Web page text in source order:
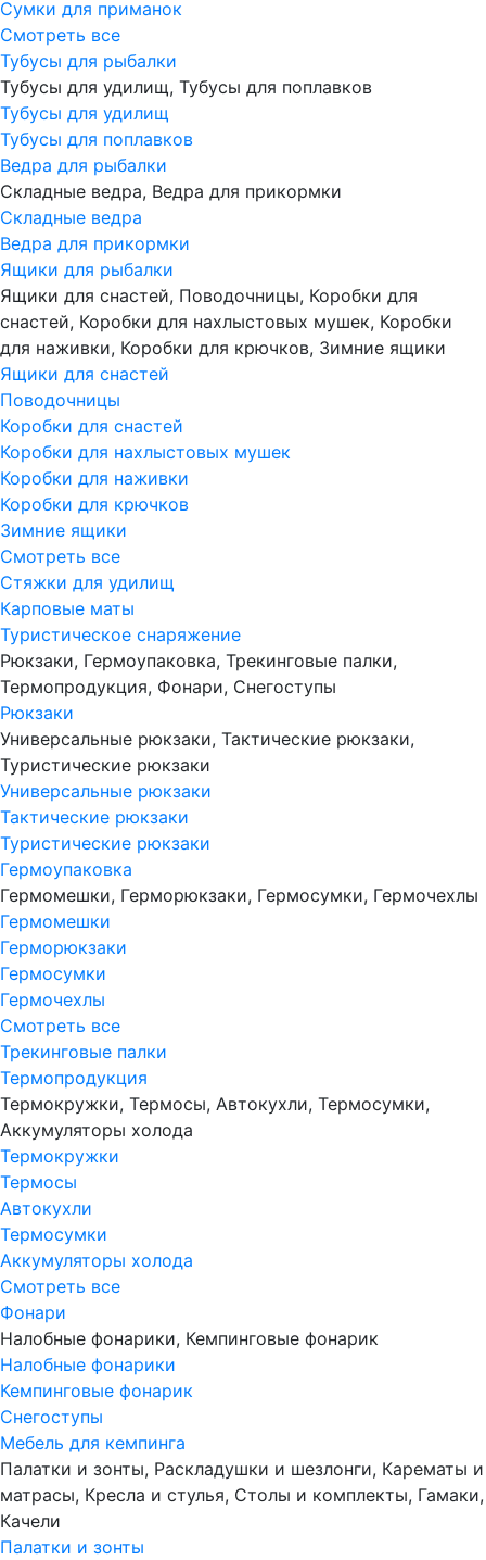
Сумки для приманок
Смотреть все
Тубусы для рыбалки
Тубусы для удилищ, Тубусы для поплавков
Тубусы для удилищ
Тубусы для поплавков
Ведра для рыбалки
Складные ведра, Ведра для прикормки
Складные ведра
Ведра для прикормки
Ящики для рыбалки
Ящики для снастей, Поводочницы, Коробки для
снастей, Коробки для нахлыстовых мушек, Коробки
для наживки, Коробки для крючков, Зимние ящики
Ящики для снастей
Поводочницы
Коробки для снастей
Коробки для нахлыстовых мушек
Коробки для наживки
Коробки для крючков
Зимние ящики
Смотреть все
Стяжки для удилищ
Карповые маты
Туристическое снаряжение
Рюкзаки, Гермоупаковка, Трекинговые палки,
Термопродукция, Фонари, Снегоступы
Рюкзаки
Универсальные рюкзаки, Тактические рюкзаки,
Туристические рюкзаки
Универсальные рюкзаки
Тактические рюкзаки
Туристические рюкзаки
Гермоупаковка
Гермомешки, Герморюкзаки, Гермосумки, Гермочехлы
Гермомешки
Герморюкзаки
Гермосумки
Гермочехлы
Смотреть все
Трекинговые палки
Термопродукция
Термокружки, Термосы, Автокухли, Термосумки,
Аккумуляторы холода
Термокружки
Термосы
Автокухли
Термосумки
Аккумуляторы холода
Смотреть все
Фонари
Налобные фонарики, Кемпинговые фонарик
Налобные фонарики
Кемпинговые фонарик
Снегоступы
Мебель для кемпинга
Палатки и зонты, Раскладушки и шезлонги, Карематы и
матрасы, Кресла и стулья, Столы и комплекты, Гамаки,
Качели
Палатки и зонты